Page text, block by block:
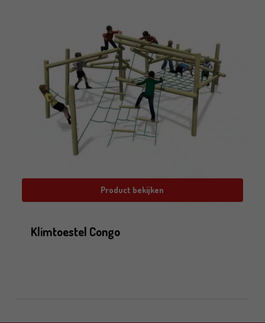
Product bekijken
Klimtoestel Congo